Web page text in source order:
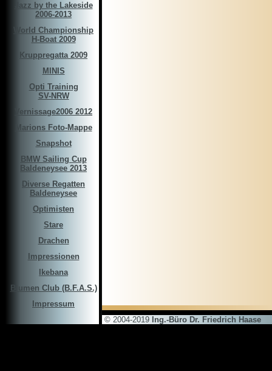
Jazz by the Lakeside
2006-2013
World Championship
H-Boat 2009
Kruppregatta 2009
MINIS
Opti Training
SV-NRW
Vernissage2006 2012
Marions Foto-Mappe
Snapshot
BMW Sailing Cup
Baldeneysee 2013
Diverse Regatten
Baldeneysee
Optimisten
Stare
Drachen
Impressionen
Ikebana
Blumen Club (B.F.A.S.)
Impressum
© 2004-2019 Ing.-Büro Dr. Friedrich Haase